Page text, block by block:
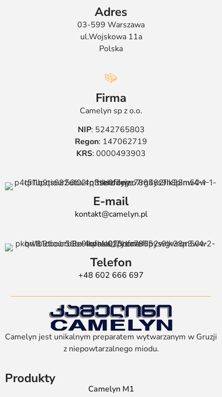
Adres
03-599 Warszawa
ul.Wojskowa 11a
Polska
Firma
Camelyn sp z o.o.
NIP: 5242765803
Regon: 147062719
KRS: 0000493903
E-mail
kontakt@camelyn.pl
Telefon
+48 602 666 697
Camelyn jest unikalnym preparatem wytwarzanym w Gruzji
z niepowtarzalnego miodu.
Produkty
Camelyn M1